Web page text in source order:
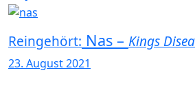
Reingehört: Nas – Kings
23. August 2021